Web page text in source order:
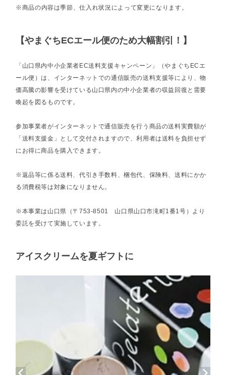
※商品の内容は季節、仕入れ状況によって変更になります。
【やまぐちECエール便のため大幅割引！】
「山口県内中小企業者EC送料支援キャンペーン」（やまぐちECエ
ール便）は、インターネットでの通信販売の送料支援等により、物
価高騰の影響を受けている山口県内の中小企業者の収益回復と需要
喚起を図るものです。
参加事業者がインターネットで通信販売を行う商品の送料実費額が
「送料支援金」として交付されますので、利用者は送料を負担せず
にお得に商品を購入できます。
※返品等に係る送料、代引き手数料、梱包代、保険料、送料にかか
る消費税等は対象になりません。
※本事業は山口県（〒753-8501 山口県山口市滝町1番1号）より
委託を受けて実施しています。
アイスクリームを夏ギフトに